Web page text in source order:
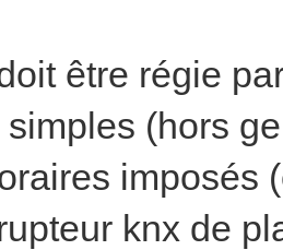
être régie
(hors
imposés
knx de